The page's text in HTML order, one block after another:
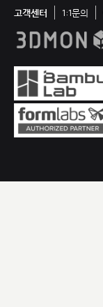
고객센터 1:1문의